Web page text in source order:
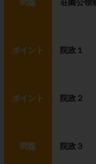
問題 荘園公領
ポイント 院政１
ポイント 院政２
問題 院政３